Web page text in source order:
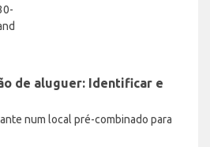
de aluguer: Identificar e
num local pré-combinado para